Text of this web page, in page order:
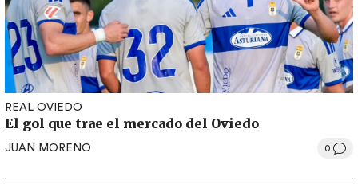
REAL OVIEDO
El gol que trae el mercado del Oviedo
JUAN MORENO 0